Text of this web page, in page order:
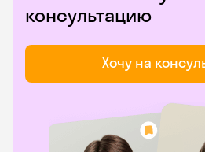
консультацию
Хочу на